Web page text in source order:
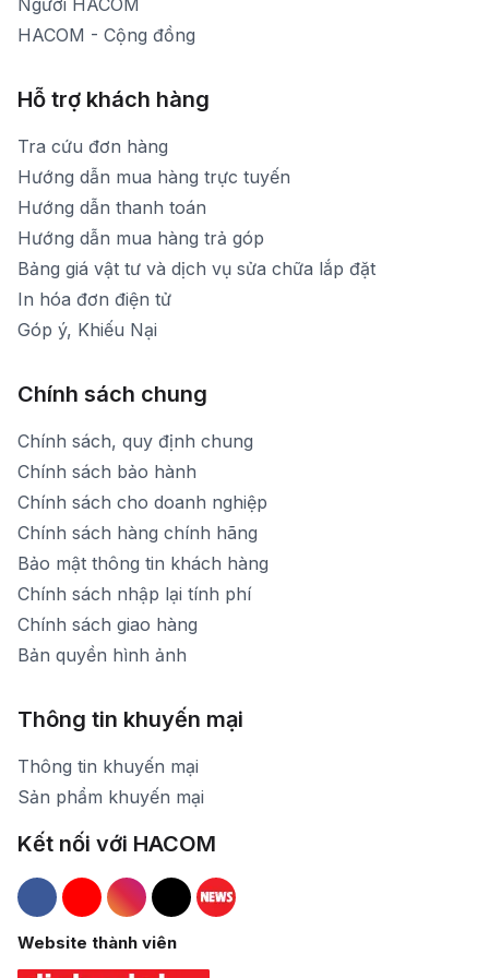
Người HACOM
HACOM - Cộng đồng
Hỗ trợ khách hàng
Tra cứu đơn hàng
Hướng dẫn mua hàng trực tuyến
Hướng dẫn thanh toán
Hướng dẫn mua hàng trả góp
Bảng giá vật tư và dịch vụ sửa chữa lắp đặt
In hóa đơn điện tử
Góp ý, Khiếu Nại
Chính sách chung
Chính sách, quy định chung
Chính sách bảo hành
Chính sách cho doanh nghiệp
Chính sách hàng chính hãng
Bảo mật thông tin khách hàng
Chính sách nhập lại tính phí
Chính sách giao hàng
Bản quyền hình ảnh
Thông tin khuyến mại
Thông tin khuyến mại
Sản phẩm khuyến mại
Kết nối với HACOM
Hacom Facebook
Hacom YouTube
Hacom Instagram
Hacom TikTok
Website thành viên